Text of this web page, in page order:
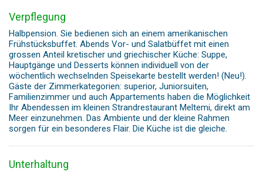
Verpflegung
Halbpension. Sie bedienen sich an einem amerikanischen
Frühstücksbuffet. Abends Vor- und Salatbüffet mit einen
grossen Anteil kretischer und griechischer Küche: Suppe,
Hauptgänge und Desserts können individuell von der
wöchentlich wechselnden Speisekarte bestellt werden! (Neu!).
Gäste der Zimmerkategorien: superior, Juniorsuiten,
Familienzimmer und auch Appartements haben die Möglichkeit
Ihr Abendessen im kleinen Strandrestaurant Meltemi, direkt am
Meer einzunehmen. Das Ambiente und der kleine Rahmen
sorgen für ein besonderes Flair. Die Küche ist die gleiche.
Unterhaltung